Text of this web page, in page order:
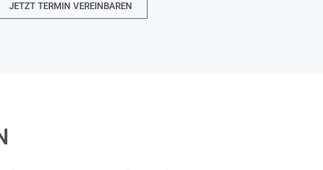
JETZT TERMIN VEREINBAREN